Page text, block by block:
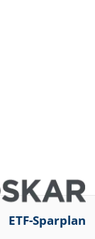
ETF-Sparplan